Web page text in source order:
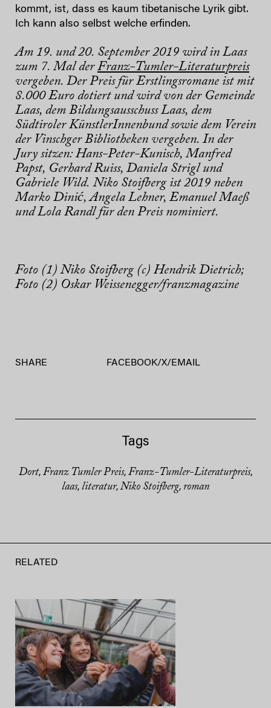
kommt, ist, dass es kaum tibetanische Lyrik gibt.
Ich kann also selbst welche erfinden.
Am 19. und 20. September 2019 wird in Laas
zum 7. Mal derFranz-Tumler-Literaturpreis
vergeben. Der Preis für Erstlingsromane ist mit
8.000 Euro dotiert und wird von der Gemeinde
Laas, dem Bildungsausschuss Laas, dem
Südtiroler KünstlerInnenbund sowie dem Verein
der Vinschger Bibliotheken vergeben. In der
Jury sitzen: Hans-Peter-Kunisch, Manfred
Papst, Gerhard Ruiss, Daniela Strigl und
Gabriele Wild.Niko Stoifberg ist 2019 neben
Marko Dinić, Angela Lehner, Emanuel Maeß
und Lola Randl für den Preis nominiert.
Foto (1) Niko Stoifberg (c) Hendrik Dietrich;
Foto (2) Oskar Weissenegger/franzmagazine
SHARE FACEBOOK/X/ EMAIL
Tags
Dort, Franz Tumler Preis, Franz-Tumler-Literaturpreis,
laas, literatur,Niko Stoifberg, roman
RELATED